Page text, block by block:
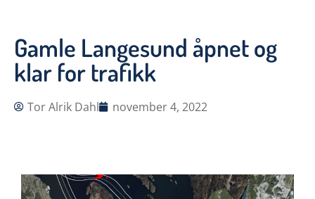
Gamle Langesund åpnet og
klar for trafikk
Tor Alrik Dahl november 4, 2022